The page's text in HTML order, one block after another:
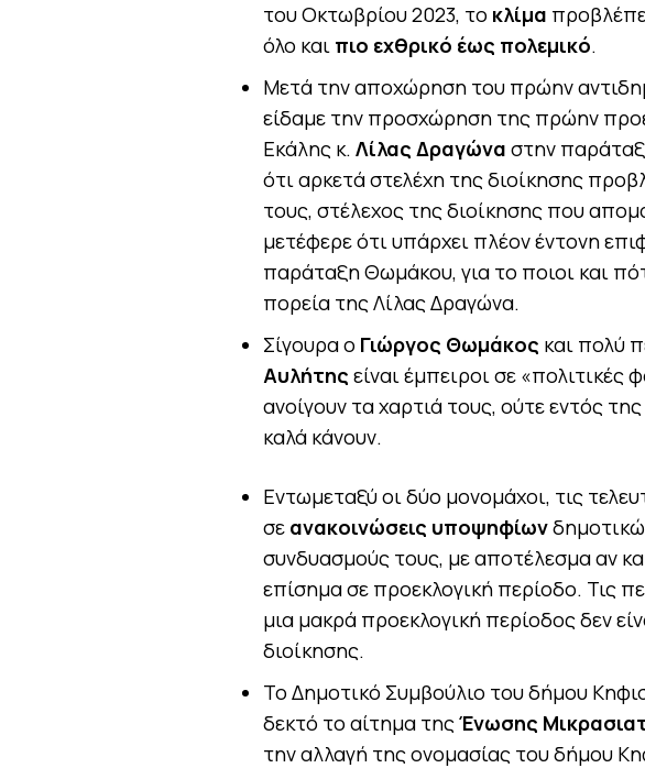
του Οκτωβρίου 2023, το κλίμα
όλο και πιο εχθρικό έως πολεμικό.
Μετά την αποχώρηση του πρώην
είδαμε την προσχώρηση της πρώην
Εκάλης κ. Λίλας Δραγώνα στην
ότι αρκετά στελέχη της διοίκησης
τους, στέλεχος της διοίκησης που
μετέφερε ότι υπάρχει πλέον έντονη
παράταξη Θωμάκου, για το ποιοι και
πορεία της Λίλας Δραγώνα.
Σίγουρα ο Γιώργος Θωμάκος και πολύ
Αυλήτης είναι έμπειροι σε «πολιτικές
ανοίγουν τα χαρτιά τους, ούτε εντός
καλά κάνουν.
Εντωμεταξύ οι δύο μονομάχοι, τις
σε ανακοινώσεις υποψηφίων
συνδυασμούς τους, με αποτέλεσμα αν
επίσημα σε προεκλογική περίοδο. Τις
μια μακρά προεκλογική περίοδος δεν
διοίκησης.
Το Δημοτικό Συμβούλιο του δήμου
δεκτό το αίτημα τηςΈνωσης
την αλλαγή της ονομασίας του δήμου